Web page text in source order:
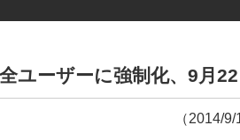
ユーザーに強制化、9月22
（2014/9/